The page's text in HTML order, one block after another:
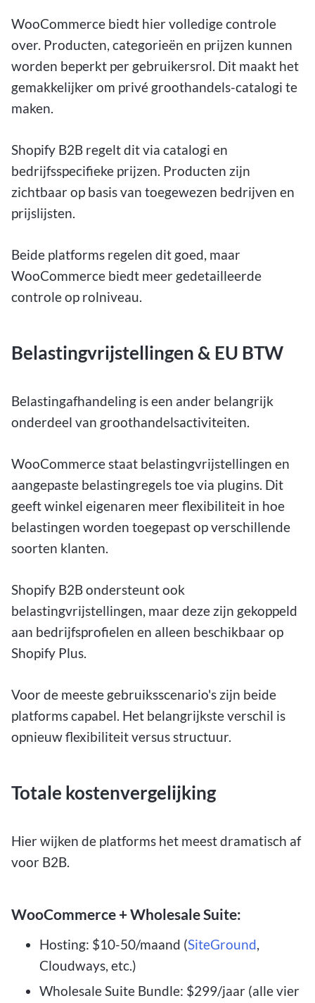
WooCommerce biedt hier volledige controle
over. Producten, categorieën en prijzen kunnen
worden beperkt per gebruikersrol. Dit maakt het
gemakkelijker om privé groothandels-catalogi te
maken.
Shopify B2B regelt dit via catalogi en
bedrijfsspecifieke prijzen. Producten zijn
zichtbaar op basis van toegewezen bedrijven en
prijslijsten.
Beide platforms regelen dit goed, maar
WooCommerce biedt meer gedetailleerde
controle op rolniveau.
Belastingvrijstellingen & EU BTW
Belastingafhandeling is een ander belangrijk
onderdeel van groothandelsactiviteiten.
WooCommerce staat belastingvrijstellingen en
aangepaste belastingregels toe via plugins. Dit
geeft winkel eigenaren meer flexibiliteit in hoe
belastingen worden toegepast op verschillende
soorten klanten.
Shopify B2B ondersteunt ook
belastingvrijstellingen, maar deze zijn gekoppeld
aan bedrijfsprofielen en alleen beschikbaar op
Shopify Plus.
Voor de meeste gebruiksscenario's zijn beide
platforms capabel. Het belangrijkste verschil is
opnieuw flexibiliteit versus structuur.
Totale kostenvergelijking
Hier wijken de platforms het meest dramatisch af
voor B2B.
WooCommerce + Wholesale Suite:
Hosting: $10-50/maand (SiteGround,
Cloudways, etc.)
Wholesale Suite Bundle: $299/jaar (alle vier